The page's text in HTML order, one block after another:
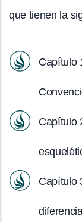
que tienen la
Capítulo
Capítulo
Capítulo